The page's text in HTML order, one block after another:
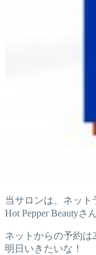
当サロンは、ネット
Hot Pepper Beautyさ
ネットからの予約は
明日いきたいな！